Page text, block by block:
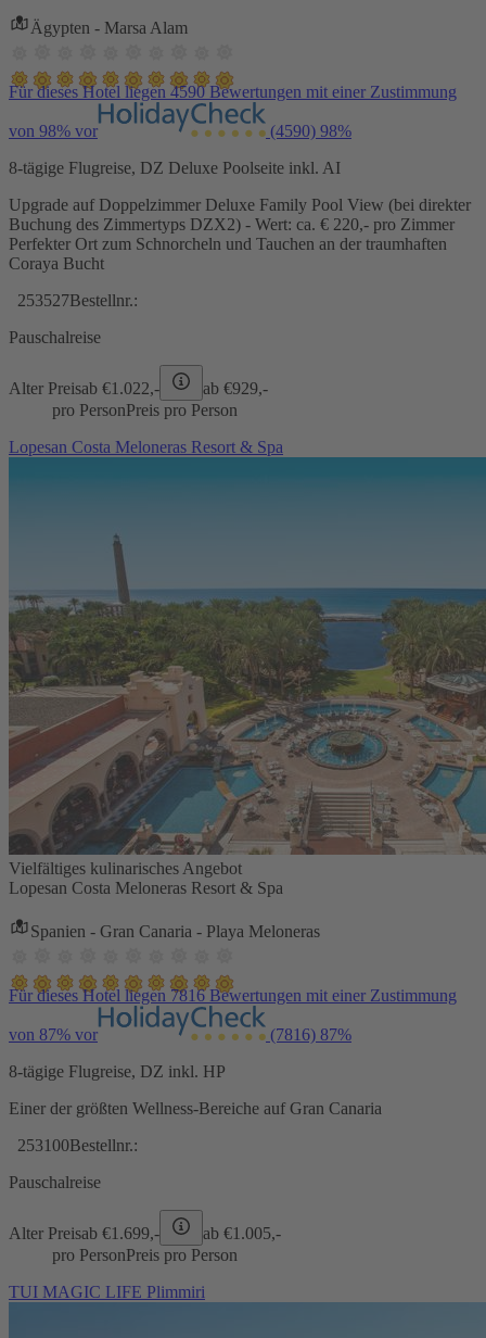
Ägypten - Marsa Alam
Für dieses Hotel liegen 4590 Bewertungen mit einer Zustimmung
von 98% vor (4590) 98%
8-tägige Flugreise, DZ Deluxe Poolseite inkl. AI
Upgrade auf Doppelzimmer Deluxe Family Pool View (bei direkter
Buchung des Zimmertyps DZX2) - Wert: ca. € 220,- pro Zimmer
Perfekter Ort zum Schnorcheln und Tauchen an der traumhaften
Coraya Bucht
253527Bestellnr.:
Pauschalreise
Alter Preisab €1.022,- ab €929,-
pro PersonPreis pro Person
Lopesan Costa Meloneras Resort & Spa
Vielfältiges kulinarisches Angebot
Lopesan Costa Meloneras Resort & Spa
Spanien - Gran Canaria - Playa Meloneras
Für dieses Hotel liegen 7816 Bewertungen mit einer Zustimmung
von 87% vor (7816) 87%
8-tägige Flugreise, DZ inkl. HP
Einer der größten Wellness-Bereiche auf Gran Canaria
253100Bestellnr.:
Pauschalreise
Alter Preisab €1.699,- ab €1.005,-
pro PersonPreis pro Person
TUI MAGIC LIFE Plimmiri